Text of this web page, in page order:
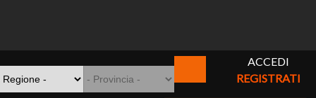
ACCEDI
REGISTRATI